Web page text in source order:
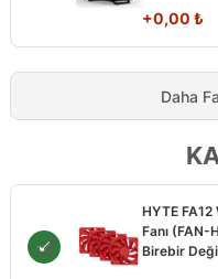
+0,00 ₺
Daha
HYTE
Fanı (FAN-
Birebir